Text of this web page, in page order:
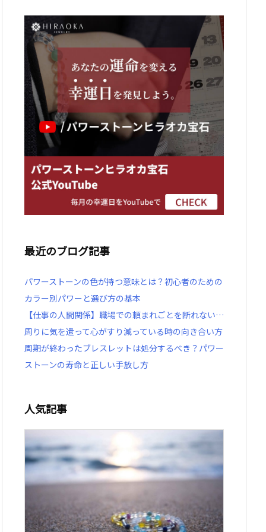
最近のブログ記事
パワーストーンの色が持つ意味とは？初心者のための
カラー別パワーと選び方の基本
【仕事の人間関係】職場での頼まれごとを断れない…
周りに気を遣って心がすり減っている時の向き合い方
周期が終わったブレスレットは処分するべき？パワー
ストーンの寿命と正しい手放し方
人気記事